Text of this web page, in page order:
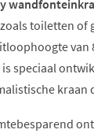
toiletten of
speciaal
kraan